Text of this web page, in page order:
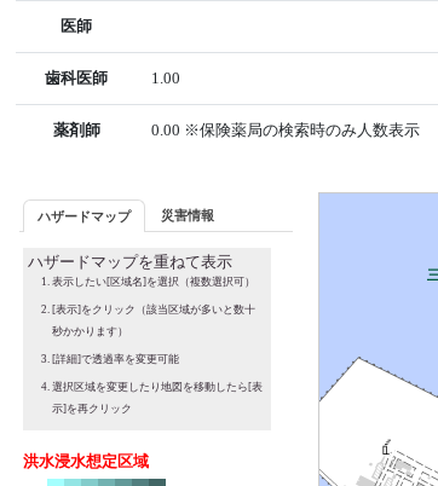
医師
歯科医師 1.00
薬剤師 0.00 ※保険薬局の検索時のみ人数表示
ハザードマップ 災害情報
ハザードマップを重ねて表示
表示したい[区域名]を選択（複数選択可）
[表示]をクリック（該当区域が多いと数十
秒かかります）
[詳細]で透過率を変更可能
選択区域を変更したり地図を移動したら[表
示]を再クリック
洪水浸水想定区域